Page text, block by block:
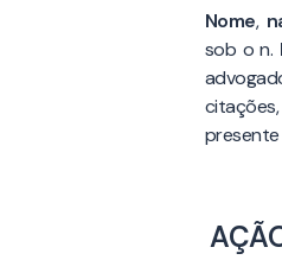
Nome,
sob o n.
presente